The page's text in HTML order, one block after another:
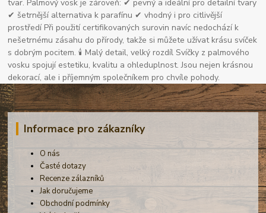
tvar. Palmový vosk je zároveň: ✔ pevný a ideální pro detailní tvary
✔ šetrnější alternativa k parafínu ✔ vhodný i pro citlivější
prostředí Při použití certifikovaných surovin navíc nedochází k
nešetrnému zásahu do přírody, takže si můžete užívat krásu svíček
s dobrým pocitem. 🕯 Malý detail, velký rozdíl Svíčky z palmového
vosku spojují estetiku, kvalitu a ohleduplnost. Jsou nejen krásnou
dekorací, ale i příjemným společníkem pro chvíle pohody.
Informace pro zákazníky
O nás
Časté dotazy
Recenze zálazníků
Jak doručujeme
Obchodní podmínky